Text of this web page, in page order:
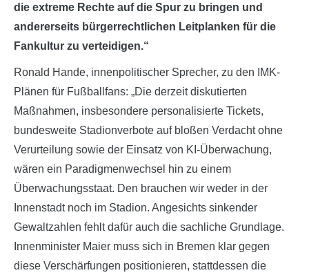
die extreme Rechte auf die Spur zu bringen und
andererseits bürgerrechtlichen Leitplanken für die
Fankultur zu verteidigen.“
Ronald Hande, innenpolitischer Sprecher, zu den IMK-
Plänen für Fußballfans: „Die derzeit diskutierten
Maßnahmen, insbesondere personalisierte Tickets,
bundesweite Stadionverbote auf bloßen Verdacht ohne
Verurteilung sowie der Einsatz von KI-Überwachung,
wären ein Paradigmenwechsel hin zu einem
Überwachungsstaat. Den brauchen wir weder in der
Innenstadt noch im Stadion. Angesichts sinkender
Gewaltzahlen fehlt dafür auch die sachliche Grundlage.
Innenminister Maier muss sich in Bremen klar gegen
diese Verschärfungen positionieren, stattdessen die